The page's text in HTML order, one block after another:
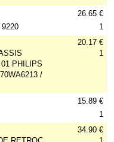
26.65 €
1
PHILIPS
/
20.17 €
1
15.89 €
1
34.90 €